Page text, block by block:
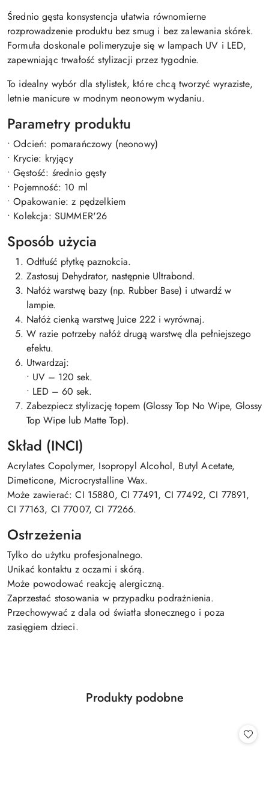
Średnio gęsta konsystencja ułatwia równomierne
rozprowadzenie produktu bez smug i bez zalewania skórek.
Formuła doskonale polimeryzuje się w lampach UV i LED,
zapewniając trwałość stylizacji przez tygodnie.
To idealny wybór dla stylistek, które chcą tworzyć wyraziste,
letnie manicure w modnym neonowym wydaniu.
Parametry produktu
• Odcień: pomarańczowy (neonowy)
• Krycie: kryjący
• Gęstość: średnio gęsty
• Pojemność: 10 ml
• Opakowanie: z pędzelkiem
• Kolekcja: SUMMER'26
Sposób użycia
Odtłuść płytkę paznokcia.
Zastosuj Dehydrator, następnie Ultrabond.
Nałóż warstwę bazy (np. Rubber Base) i utwardź w
lampie.
Nałóż cienką warstwę Juice 222 i wyrównaj.
W razie potrzeby nałóż drugą warstwę dla pełniejszego
efektu.
Utwardzaj:
• UV – 120 sek.
• LED – 60 sek.
Zabezpiecz stylizację topem (Glossy Top No Wipe, Glossy
Top Wipe lub Matte Top).
Skład (INCI)
Acrylates Copolymer, Isopropyl Alcohol, Butyl Acetate,
Dimeticone, Microcrystalline Wax.
Może zawierać: CI 15880, CI 77491, CI 77492, CI 77891,
CI 77163, CI 77007, CI 77266.
Ostrzeżenia
Tylko do użytku profesjonalnego.
Unikać kontaktu z oczami i skórą.
Może powodować reakcję alergiczną.
Zaprzestać stosowania w przypadku podrażnienia.
Przechowywać z dala od światła słonecznego i poza
zasięgiem dzieci.
Pomiń karuzelę produktów
Produkty
Produkty podobne